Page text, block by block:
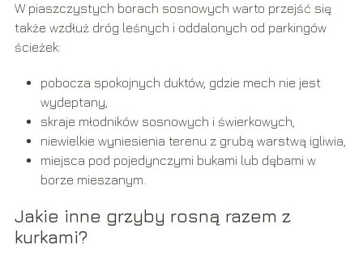
W piaszczystych borach sosnowych warto przejść się
także wzdłuż dróg leśnych i oddalonych od parkingów
ścieżek:
pobocza spokojnych duktów, gdzie mech nie jest
wydeptany,
skraje młodników sosnowych i świerkowych,
niewielkie wyniesienia terenu z grubą warstwą igliwia,
miejsca pod pojedynczymi bukami lub dębami w
borze mieszanym.
Jakie inne grzyby rosną razem z
kurkami?